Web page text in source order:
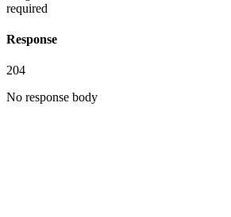
required
Response
204
No response body